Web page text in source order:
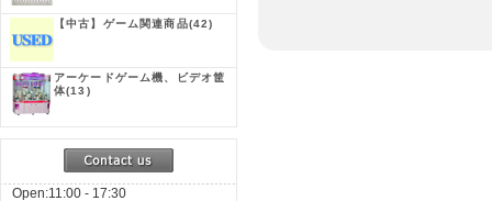
【中古】ゲーム関連商品(42)
アーケードゲーム機、ビデオ筐
体(13)
Open:11:00 - 17:30